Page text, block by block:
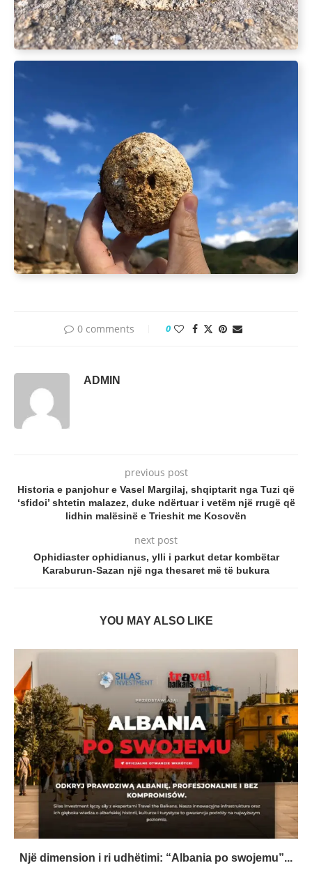
0 comments 0
ADMIN
previous post
Historia e panjohur e Vasel Margilaj, shqiptarit nga Tuzi që
‘sfidoi’ shtetin malazez, duke ndërtuar i vetëm një rrugë që
lidhin malësinë e Trieshit me Kosovën
next post
Ophidiaster ophidianus, ylli i parkut detar kombëtar
Karaburun-Sazan një nga thesaret më të bukura
YOU MAY ALSO LIKE
Një dimension i ri udhëtimi: “Albania po swojemu”...